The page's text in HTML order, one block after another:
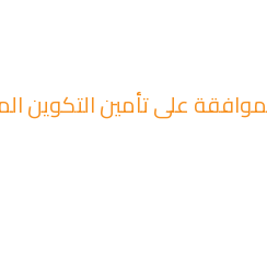
على تأمين